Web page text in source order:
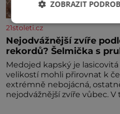
21stoleti.cz
Nejodvážnější zvíře
rekordů? Šelmička s
Medojed kapský je
velikostí mohli přirovnat k
extrémně nebojácná,
nejodvážnější zvíře vůbec.
ZOBRAZIT